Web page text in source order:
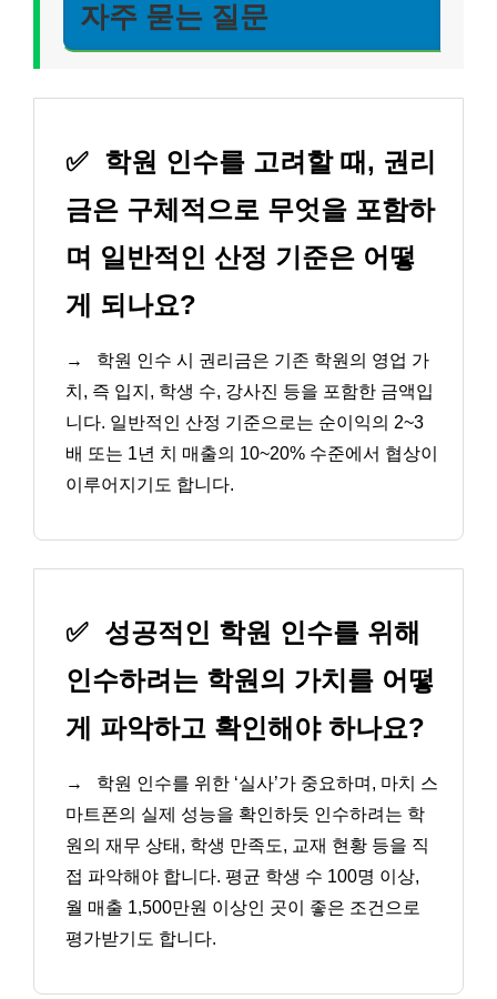
자주 묻는 질문
✅ 학원 인수를 고려할 때, 권리
금은 구체적으로 무엇을 포함하
며 일반적인 산정 기준은 어떻
게 되나요?
→
학원 인수 시 권리금은 기존 학원의 영업 가
치, 즉 입지, 학생 수, 강사진 등을 포함한 금액입
니다. 일반적인 산정 기준으로는 순이익의 2~3
배 또는 1년 치 매출의 10~20% 수준에서 협상이
이루어지기도 합니다.
✅ 성공적인 학원 인수를 위해
인수하려는 학원의 가치를 어떻
게 파악하고 확인해야 하나요?
→
학원 인수를 위한 ‘실사’가 중요하며, 마치 스
마트폰의 실제 성능을 확인하듯 인수하려는 학
원의 재무 상태, 학생 만족도, 교재 현황 등을 직
접 파악해야 합니다. 평균 학생 수 100명 이상,
월 매출 1,500만원 이상인 곳이 좋은 조건으로
평가받기도 합니다.